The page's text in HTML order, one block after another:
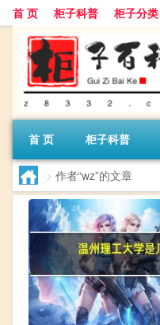
首 页 柜子科普 柜子分类
首 页 柜子科普
> 作者“wz”的文章